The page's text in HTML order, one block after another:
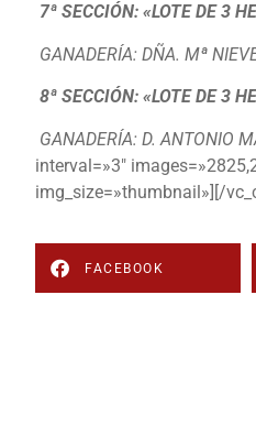
7ª SECCIÓN: «LOTE DE 3
GANADERÍA: DÑA. Mª
8ª SECCIÓN: «LOTE DE 3
GANADERÍA: D. ANTONIO
interval=»3″
img_size=»thumbnail»][/
FACEBOOK